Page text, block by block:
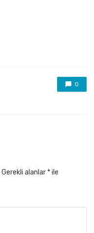
0
Gerekli alanlar *ile